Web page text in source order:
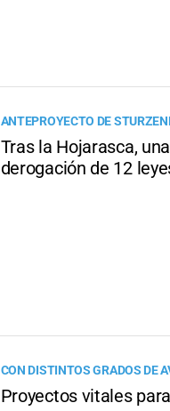
ANTEPROYECTO DE
Tras la Hojarasca,
derogación de 12
CON DISTINTOS GRADOS DE
Proyectos vitales